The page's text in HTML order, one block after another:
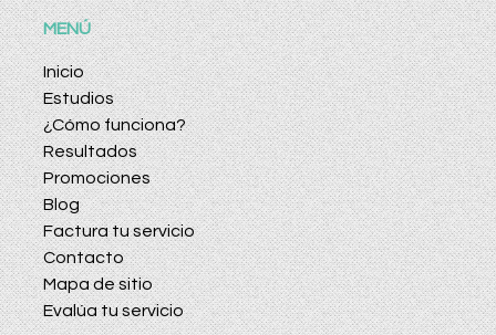
MENÚ
Inicio
Estudios
¿Cómo funciona?
Resultados
Promociones
Blog
Factura tu servicio
Contacto
Mapa de sitio
Evalúa tu servicio